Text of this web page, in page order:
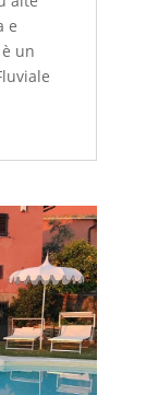
e
un